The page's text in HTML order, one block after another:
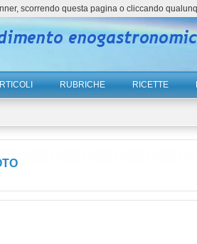
RUBRICHE RICETTE
scorrendo questa pagina o cliccando